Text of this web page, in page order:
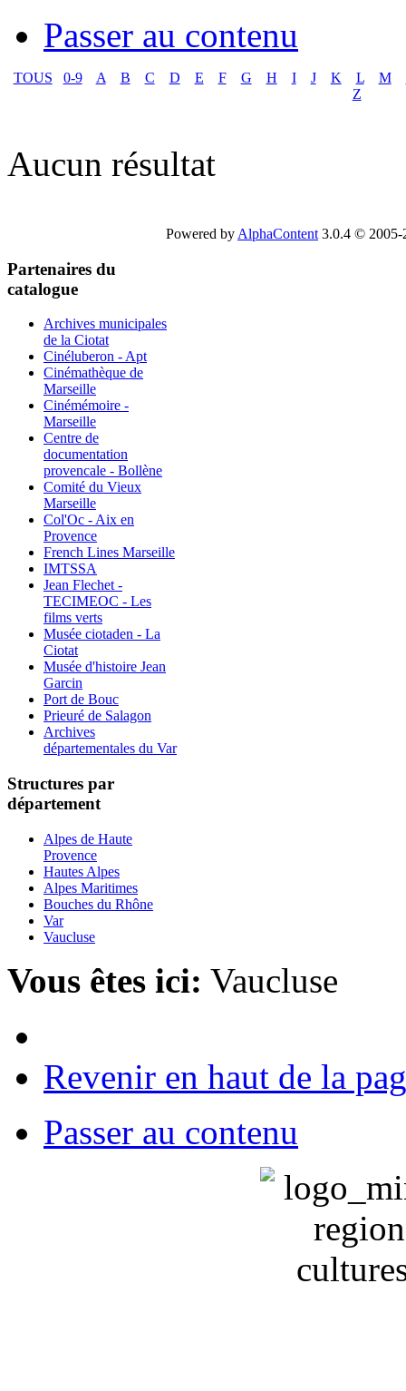
Passer au contenu
TOUS 0-9 A B C D E F G H I J K L M
Z
Aucun résultat
Powered by AlphaContent 3.0.4 © 2005-
Partenaires du
catalogue
Archives municipales
de la Ciotat
Cinéluberon - Apt
Cinémathèque de
Marseille
Cinémémoire -
Marseille
Centre de
documentation
provencale - Bollène
Comité du Vieux
Marseille
Col'Oc - Aix en
Provence
French Lines Marseille
IMTSSA
Jean Flechet -
TECIMEOC - Les
films verts
Musée ciotaden - La
Ciotat
Musée d'histoire Jean
Garcin
Port de Bouc
Prieuré de Salagon
Archives
départementales du Var
Structures par
département
Alpes de Haute
Provence
Hautes Alpes
Alpes Maritimes
Bouches du Rhône
Var
Vaucluse
Vous êtes ici: Vaucluse
Revenir en haut de la
Passer au contenu